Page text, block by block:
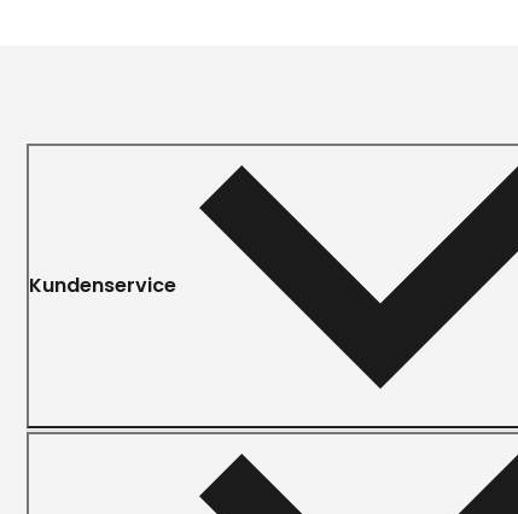
Kundenservice